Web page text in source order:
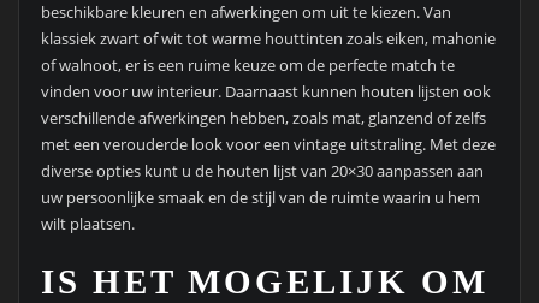
beschikbare kleuren en afwerkingen om uit te kiezen. Van
klassiek zwart of wit tot warme houttinten zoals eiken, mahonie
of walnoot, er is een ruime keuze om de perfecte match te
vinden voor uw interieur. Daarnaast kunnen houten lijsten ook
verschillende afwerkingen hebben, zoals mat, glanzend of zelfs
met een verouderde look voor een vintage uitstraling. Met deze
diverse opties kunt u de houten lijst van 20×30 aanpassen aan
uw persoonlijke smaak en de stijl van de ruimte waarin u hem
wilt plaatsen.
IS HET MOGELIJK OM